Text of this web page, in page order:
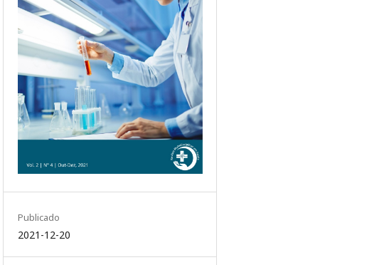
Publicado
2021-12-20